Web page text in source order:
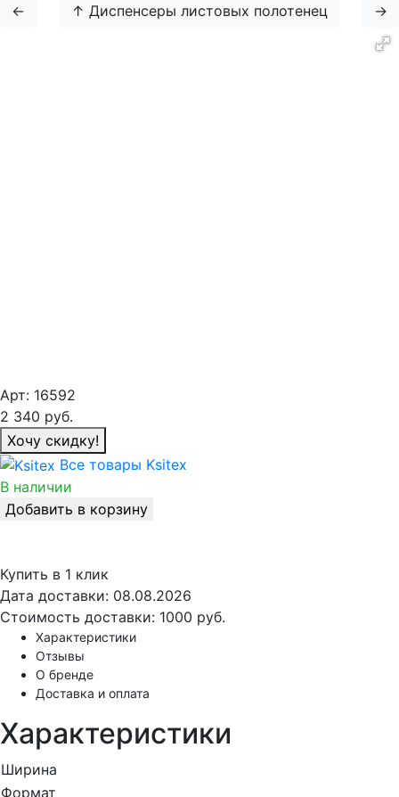
← ↑ Диспенсеры листовых полотенец →
Арт: 16592
2 340 руб.
Хочу скидку!
Все товары Ksitex
В наличии
Добавить в корзину
Купить в 1 клик
Дата доставки: 08.08.2026
Стоимость доставки: 1000 руб.
Характеристики
Отзывы
О бренде
Доставка и оплата
Характеристики
Ширина
Формат